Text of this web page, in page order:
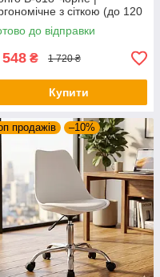
з сіткою (до 120
до відправки
548 ₴ 1 720 ₴
Купити
продажів –10%